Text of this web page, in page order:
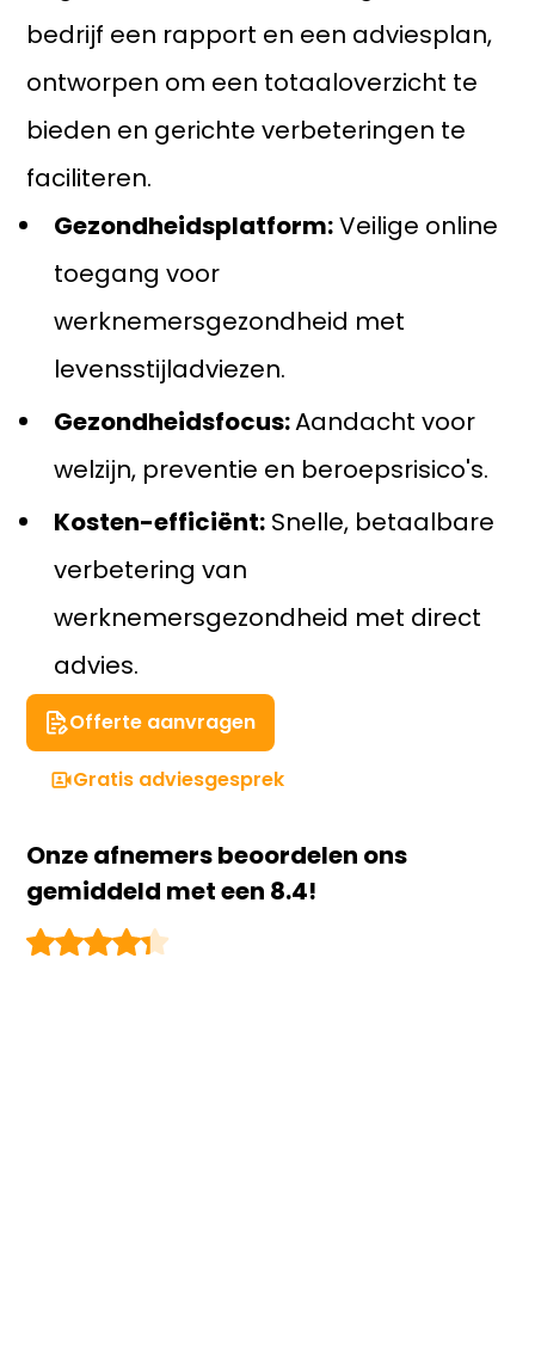
bedrijf een rapport en een adviesplan,
ontworpen om een totaaloverzicht te
bieden en gerichte verbeteringen te
faciliteren.
Gezondheidsplatform:Veilige online
toegang voor
werknemersgezondheid met
levensstijladviezen.
Gezondheidsfocus:Aandacht voor
welzijn, preventie en beroepsrisico's.
Kosten-efficiënt:Snelle, betaalbare
verbetering van
werknemersgezondheid met direct
advies.
Offerte aanvragen
Gratis adviesgesprek
Onze afnemers beoordelen ons
gemiddeld met een 8.4!